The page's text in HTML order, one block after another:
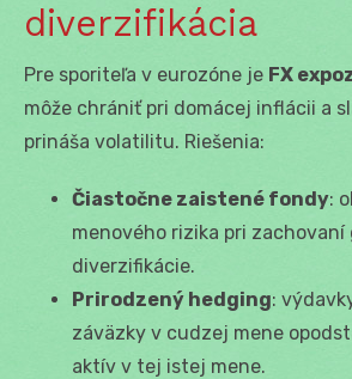
diverzifikácia
Pre sporiteľa v eurozóne je FX
môže chrániť pri domácej inflácii a
prináša volatilitu. Riešenia:
Čiastočne zaistené fondy:
menového rizika pri zachovaní
diverzifikácie.
Prirodzený hedging:
záväzky v cudzej mene
aktív v tej istej mene.